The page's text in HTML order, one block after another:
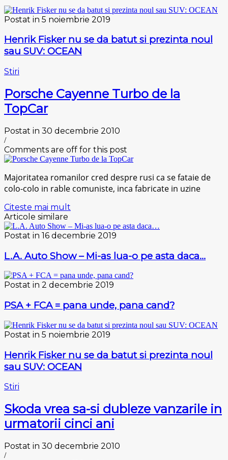
Postat in 5 noiembrie 2019
Henrik Fisker nu se da batut si prezinta noul
sau SUV: OCEAN
Stiri
Porsche Cayenne Turbo de la
TopCar
Postat in 30 decembrie 2010
/
Comments are off for this post
Majoritatea romanilor cred despre rusi ca se fataie de
colo-colo in rable comuniste, inca fabricate in uzine
Citeste mai mult
Articole similare
Postat in 16 decembrie 2019
L.A. Auto Show – Mi-as lua-o pe asta daca…
Postat in 2 decembrie 2019
PSA + FCA = pana unde, pana cand?
Postat in 5 noiembrie 2019
Henrik Fisker nu se da batut si prezinta noul
sau SUV: OCEAN
Stiri
Skoda vrea sa-si dubleze vanzarile in
urmatorii cinci ani
Postat in 30 decembrie 2010
/